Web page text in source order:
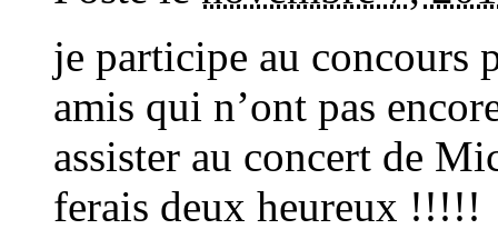
je participe au concours
amis qui n’ont pas
assister au concert de
ferais deux heureux !!!!!